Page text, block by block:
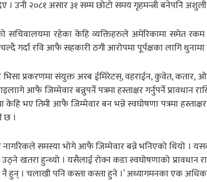
। उनी २०८१ असार ३१ सम्म छोटो समय गृहमन्त्री बनेपनि
सचिवालयमा रहेका केहि व्यक्तिहरुले अमेरिकामा समेत
गर्दा रवि आफै सहकारी ठगी आरोपमा पूर्पक्षका लागि
प्रकरणमा संयुक्त अरब ईमिरेटस्, वहराईन, कुवेत, कतार,
आफै जिम्मेवार बन्नुपर्ने पत्रमा हस्ताक्षर गर्नुपर्ने
केहि भए तिमी आफै जिम्मेवार बन भन्ने स्वघोषणा पत्रमा
छ ।
समस्या भोगे आफै जिम्मेवार बन्ने भनिएको थियो ।
उठ्ने खतरा हुन्थ्यो । यसैलाई रोक्न कडा स्वघोषणाको प्रावधान
नै हुन् । चलाखी पनि कस्ता कस्ता हुने ।’ अध्यागमनका एक